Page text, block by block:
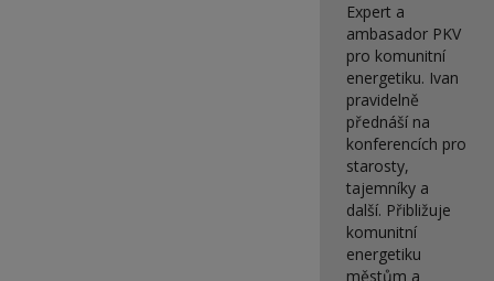
Expert a
ambasador PKV
pro komunitní
energetiku. Ivan
pravidelně
přednáší na
konferencích pro
starosty,
tajemníky a
další. Přibližuje
komunitní
energetiku
městům a